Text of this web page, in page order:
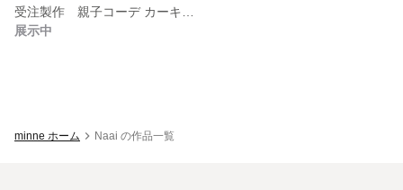
展示中
minne ホーム Naai の作品一覧